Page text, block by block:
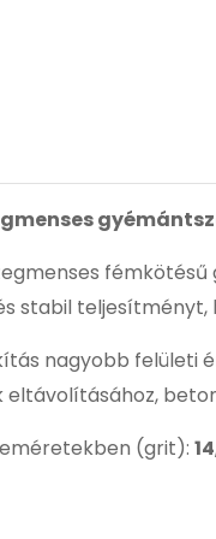
stabil teljesítményt,
nagyobb
(grit): 14